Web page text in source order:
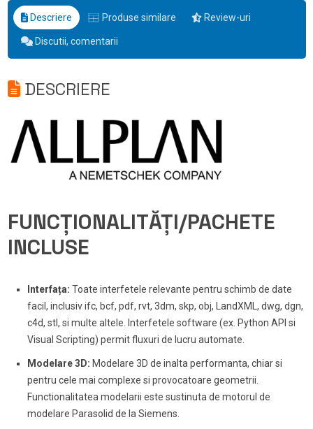
Descriere Produse similare Review-uri
Discutii, comentarii
DESCRIERE
FUNCȚIONALITĂȚI/PACHETE
INCLUSE
Interfața: Toate interfetele relevante pentru schimb de date
facil, inclusiv ifc, bcf, pdf, rvt, 3dm, skp, obj, LandXML, dwg, dgn,
c4d, stl, si multe altele. Interfetele software (ex. Python API si
Visual Scripting) permit fluxuri de lucru automate.
Modelare 3D: Modelare 3D de inalta performanta, chiar si
pentru cele mai complexe si provocatoare geometrii.
Functionalitatea modelarii este sustinuta de motorul de
modelare Parasolid de la Siemens.